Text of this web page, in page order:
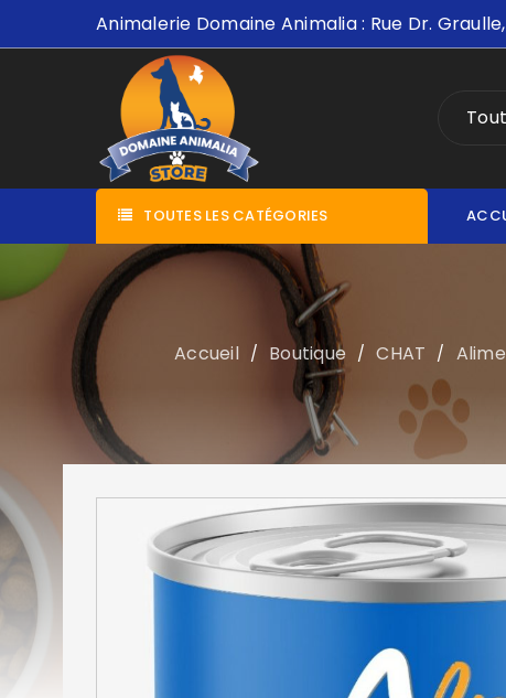
Animalerie Domaine Animalia : Rue Dr.
TOUTES LES CATÉGORIES
Accueil / Boutique / CHAT /